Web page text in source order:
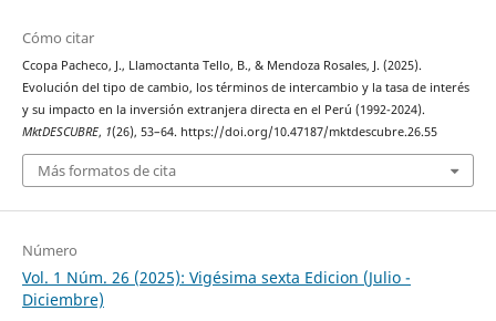
Cómo citar
Ccopa Pacheco, J., Llamoctanta Tello, B., & Mendoza Rosales, J. (2025).
Evolución del tipo de cambio, los términos de intercambio y la tasa de interés
y su impacto en la inversión extranjera directa en el Perú (1992-2024).
MktDESCUBRE, 1(26), 53–64. https://doi.org/10.47187/mktdescubre.26.55
Más formatos de cita
Número
Vol. 1 Núm. 26 (2025): Vigésima sexta Edicion (Julio -
Diciembre)